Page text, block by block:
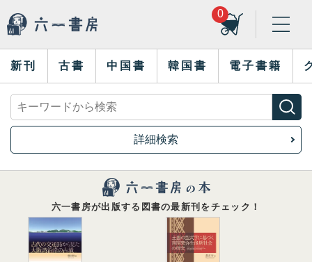
0
新刊 古書 中国書 韓国書 電子書籍
詳細検索
六一書房が出版する図書の最新刊をチェック！